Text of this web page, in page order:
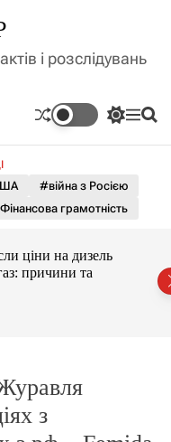
і розслідувань
П
м
к
к
о
М П
#війна з Росією
грамотність
ціни на дизель
причини та
з